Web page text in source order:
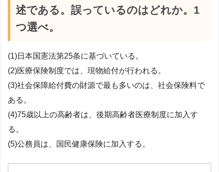
述である。誤っているのはどれか。1
つ選べ。
(1)日本国憲法第25条に基づいている。
(2)医療保険制度では、現物給付が行われる。
(3)社会保障給付費の財源で最も多いのは、社会保険料で
ある。
(4)75歳以上の高齢者は、後期高齢者医療制度に加入す
る。
(5)公務員は、国民健康保険に加入する。